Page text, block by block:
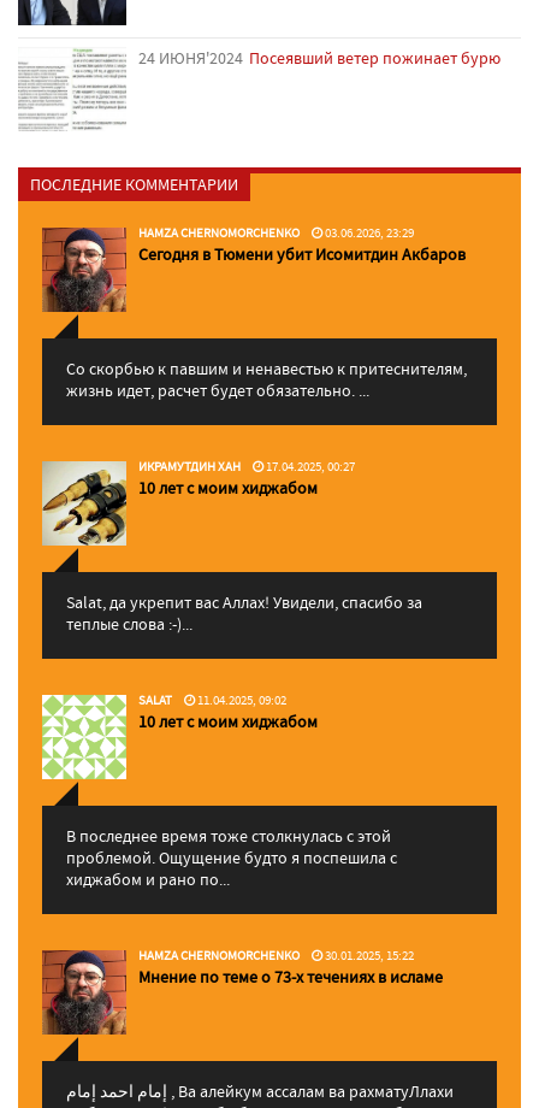
24 ИЮНЯ'2024 Посеявший ветер пожинает бурю
ПОСЛЕДНИЕ КОММЕНТАРИИ
HAMZA CHERNOMORCHENKO 03.06.2026, 23:29
Сегодня в Тюмени убит Исомитдин Акбаров
Со скорбью к павшим и ненавестью к притеснителям,
жизнь идет, расчет будет обязательно. ...
ИКРАМУТДИН ХАН 17.04.2025, 00:27
10 лет с моим хиджабом
Salat, да укрепит вас Аллаx! Увидели, спасибо за
теплые слова :-)...
SALAT 11.04.2025, 09:02
10 лет с моим хиджабом
В последнее время тоже столкнулась с этой
проблемой. Ощущение будто я поспешила с
хиджабом и рано по...
HAMZA CHERNOMORCHENKO 30.01.2025, 15:22
Мнение по теме о 73-х течениях в исламе
إمام احمد إمام , Ва алейкум ассалам ва рахматуЛлахи